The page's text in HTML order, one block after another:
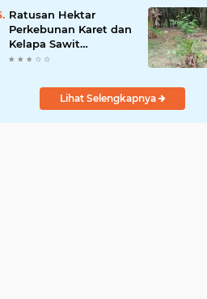
Kamtibmas Desa
Sindangkasih
Ratusan Hektar
Perkebunan Karet dan
Kelapa Sawit
terendam banjir
Lihat Selengkapnya